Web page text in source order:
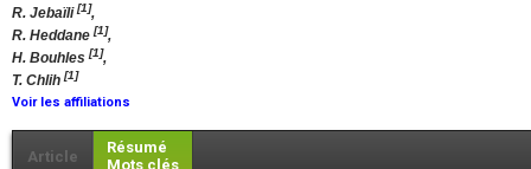
R. Jebaïli[1],
R. Heddane [1],
H. Bouhles [1],
T. Chlih [1]
Voir les affiliations
Article
Résumé
Mots clés